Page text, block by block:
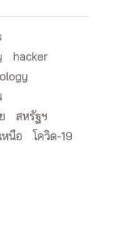
hacker
สหรัฐฯ
หนือ โควิด-19